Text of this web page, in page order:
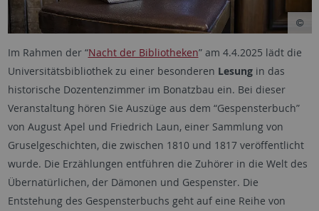
Im Rahmen der “Nacht der Bibliotheken” am 4.4.2025 lädt die
Universitätsbibliothek zu einer besonderen Lesungin das
historische Dozentenzimmer im Bonatzbau ein. Bei dieser
Veranstaltung hören Sie Auszüge aus dem “Gespensterbuch”
von August Apel und Friedrich Laun, einer Sammlung von
Gruselgeschichten, die zwischen 1810 und 1817 veröffentlicht
wurde. Die Erzählungen entführen die Zuhörer in die Welt des
Übernatürlichen, der Dämonen und Gespenster. Die
Entstehung des Gespensterbuchs geht auf eine Reihe von